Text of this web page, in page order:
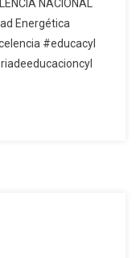
NACIONAL
Energética
#educacyl